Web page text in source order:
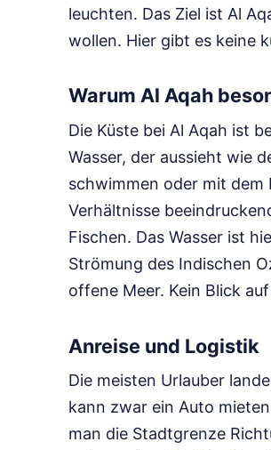
leuchten. Das Ziel ist Al
wollen. Hier gibt es keine
Warum Al Aqah
Die Küste bei Al Aqah ist
Wasser, der aussieht wie
schwimmen oder mit dem
Verhältnisse
Fischen. Das Wasser ist
Strömung des Indischen
offene Meer. Kein Blick
Anreise und Logistik
Die meisten Urlauber
kann zwar ein Auto
man die Stadtgrenze